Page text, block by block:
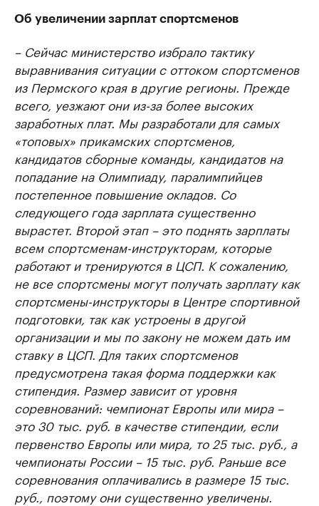
Об увеличении зарплат спортсменов
– Сейчас министерство избрало тактику
выравнивания ситуации с оттоком спортсменов
из Пермского края в другие регионы. Прежде
всего, уезжают они из-за более высоких
заработных плат. Мы разработали для самых
«топовых» прикамских спортсменов,
кандидатов сборные команды, кандидатов на
попадание на Олимпиаду, паралимпийцев
постепенное повышение окладов. Со
следующего года зарплата существенно
вырастет. Второй этап – это поднять зарплаты
всем спортсменам-инструкторам, которые
работают и тренируются в ЦСП. К сожалению,
не все спортсмены могут получать зарплату как
спортсмены-инструкторы в Центре спортивной
подготовки, так как устроены в другой
организации и мы по закону не можем дать им
ставку в ЦСП. Для таких спортсменов
предусмотрена такая форма поддержки как
стипендия. Размер зависит от уровня
соревнований: чемпионат Европы или мира –
это 30 тыс. руб. в качестве стипендии, если
первенство Европы или мира, то 25 тыс. руб., а
чемпионаты России – 15 тыс. руб. Раньше все
соревнования оплачивались в размере 15 тыс.
руб., поэтому они существенно увеличены.